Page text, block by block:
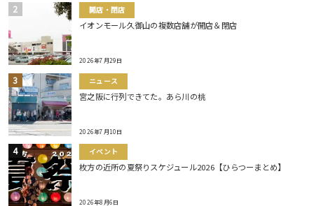
開店・閉店
イオンモール久御山の複数店舗が開店＆閉店
2026年7月29日
ニュース
宮之阪に行列できてた。あら川の桃
2026年7月10日
イベント
枚方の近所の夏祭りスケジュール2026【ひらつーまとめ】
2026年8月6日